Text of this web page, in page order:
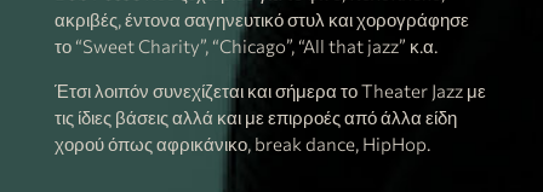
ακριβές, έντονα σαγηνευτικό στυλ και χορογράφησε
το “Sweet Charity”, “Chicago”, “All that jazz” κ.α.
Έτσι λοιπόν συνεχίζεται και σήμερα το Theater Jazz με
τις ίδιες βάσεις αλλά και με επιρροές από άλλα είδη
χορού όπως αφρικάνικο, break dance, HipHop.